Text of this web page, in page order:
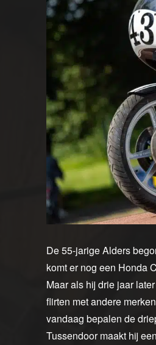
De 55-jarige Alders
komt er nog een Honda
Maar als hij drie jaar
flirten met andere
vandaag bepalen de
Tussendoor maakt hij